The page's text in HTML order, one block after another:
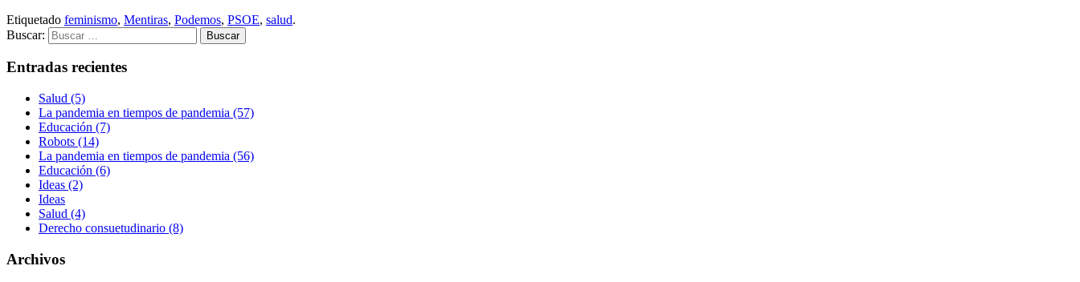
Etiquetado feminismo, Mentiras, Podemos, PSOE, salud.
Buscar:
Entradas recientes
Salud (5)
La pandemia en tiempos de pandemia (57)
Educación (7)
Robots (14)
La pandemia en tiempos de pandemia (56)
Educación (6)
Ideas (2)
Ideas
Salud (4)
Derecho consuetudinario (8)
Archivos